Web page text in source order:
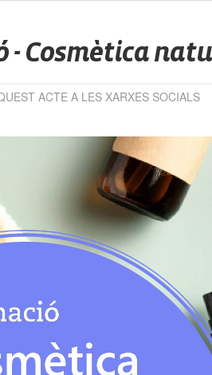
- Cosmètica
ACTE A LES XARXES SOCIALS